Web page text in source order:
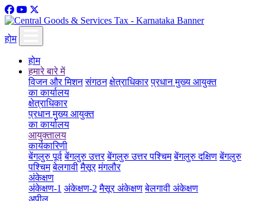
होम
होम
हमारे बारे में
विजन और मिशन संगठन क्षेत्राधिकार प्रधान मुख्य आयुक्त
का कार्यालय
क्षेत्राधिकार
प्रधान मुख्य आयुक्त
का कार्यालय
आयुक्तालय
कार्यकारिणी
बेंगलुरु पूर्व बेंगलुरु उत्तर बेंगलुरु उत्तर पश्चिम बेंगलुरु दक्षिण बेंगलुरु
पश्चिम बेलगावी मैसूर मंगलौर
अंकेक्षण
अंकेक्षण-1 अंकेक्षण-2 मैसूर अंकेक्षण बेलगावी अंकेक्षण
अपील